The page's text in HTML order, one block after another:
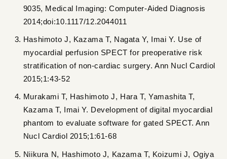
9035, Medical Imaging: Computer-Aided Diagnosis
2014;doi:10.1117/12.2044011
Hashimoto J, Kazama T, Nagata Y, Imai Y. Use of
myocardial perfusion SPECT for preoperative risk
stratification of non-cardiac surgery. Ann Nucl Cardiol
2015;1:43-52
Murakami T, Hashimoto J, Hara T, Yamashita T,
Kazama T, Imai Y. Development of digital myocardial
phantom to evaluate software for gated SPECT. Ann
Nucl Cardiol 2015;1:61-68
Niikura N, Hashimoto J, Kazama T, Koizumi J, Ogiya